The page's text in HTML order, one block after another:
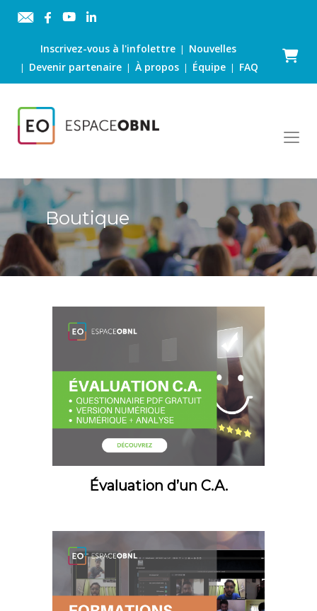
Inscrivez-vous à l'infolettre| Nouvelles
| Devenir partenaire |À propos | Équipe | FAQ
Panier
Boutique
Évaluation d’un C.A.